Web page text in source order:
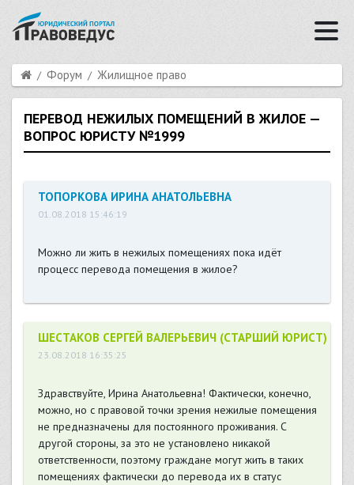
Форум Жилищное право
ПЕРЕВОД НЕЖИЛЫХ ПОМЕЩЕНИЙ В ЖИЛОЕ —
ВОПРОС ЮРИСТУ №1999
ТОПОРКОВА ИРИНА АНАТОЛЬЕВНА
01.08.2018 15:46:19
Можно ли жить в нежилых помещениях пока идёт
процесс перевода помещения в жилое?
ШЕСТАКОВ СЕРГЕЙ ВАЛЕРЬЕВИЧ (СТАРШИЙ ЮРИСТ)
23.08.2018 16:35:25
Здравствуйте, Ирина Анатольевна! Фактически, конечно,
можно, но с правовой точки зрения нежилые помещения
не предназначены для постоянного проживания. С
другой стороны, за это не установлено никакой
ответственности, поэтому граждане могут жить в таких
помещениях фактически до перевода их в статус